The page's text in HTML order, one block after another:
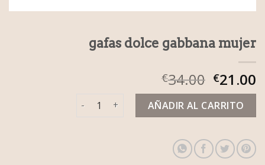
gafas dolce gabbana mujer
€34.00 €21.00
gafas dolce gabbana mujer cantidad
AÑADIR AL CARRITO